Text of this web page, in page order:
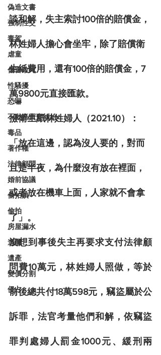
偽造文書
強制性交
毒駕
虐童
傷害致死
性騷擾
恐嚇
不動產買賣糾紛
毒品
著作權
法律顧問
婚前協議
偷拍鎮
偷拍
房屋漏水
遺囑
遺產
變價分割
侵占
談和解，失主索討100倍的賠償金，
林姓婦人擔心會坐牢，除了賠償衛
生紙費用，還有100倍的賠償金，7
萬9800元直接匯款。
撿衛生紙林姓婦人（2021.10）：
「放在這邊，認為沒人要的，對而
且是半夜，為什麼沒有放在裡面，
或者放在機車上面，人家就不會拿
了」。
沒想到事後失主再要求支付法律顧
問費10萬元，林姓婦人照做，等於
前後總共付18萬598元，竊盜屬於公
訴罪，法官考量他們和解，依竊盜
罪判處婦人罰金1000元、緩刑兩